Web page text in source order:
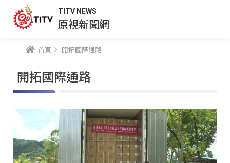
TITV NEWS
原視新聞網
首頁 開拓國際通路
開拓國際通路